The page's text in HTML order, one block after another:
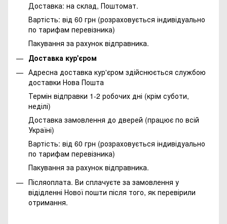
Доставка: на склад, Поштомат.
Вартість: від 60 грн (розраховується індивідуально
по тарифам перевізника)
Пакування за рахунок відправника.
Доставка кур'єром
Адресна доставка кур'єром здійснюється службою
доставки Нова Пошта
Термін відправки 1-2 робочих дні (крім суботи,
неділі)
Доставка замовлення до дверей (працює по всій
Україні)
Вартість: від 60 грн (розраховується індивідуально
по тарифам перевізника)
Пакування за рахунок відправника.
Післяоплата. Ви сплачуєте за замовлення у
відідленні Нової пошти після того, як перевірили
отримання.